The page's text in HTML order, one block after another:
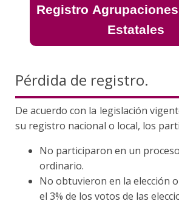
Registro
Estatales
Pérdida de registro.
De acuerdo con la legislación
su registro nacional o local, los
No participaron en un
ordinario.
No obtuvieron en la elección
el 3% de los votos de las